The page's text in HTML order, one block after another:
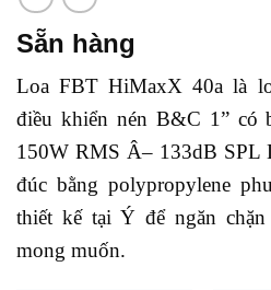
Sẵn hàng
Loa FBT HiMaxX 40a là
điều khiển nén B&C 1” có
150W RMS Â– 133dB SPL
đúc bằng polypropylene
thiết kế tại Ý để ngăn
mong muốn.